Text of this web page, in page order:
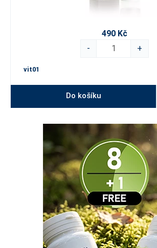
490 Kč
-
+
vit01
Do košíku